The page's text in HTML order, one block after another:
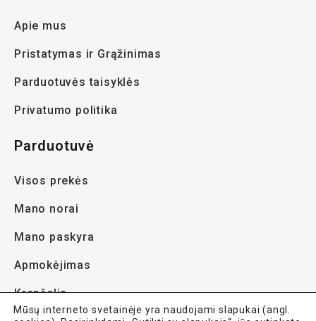
Apie mus
Pristatymas ir Grąžinimas
Parduotuvės taisyklės
Privatumo politika
Parduotuvė
Visos prekės
Mano norai
Mano paskyra
Apmokėjimas
Krepšelis
Mūsų interneto svetainėje yra naudojami slapukai (angl.